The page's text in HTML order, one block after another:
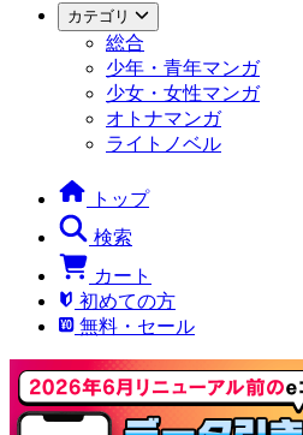
カテゴリ
総合
少年・青年マンガ
少女・女性マンガ
オトナマンガ
ライトノベル
トップ
検索
カート
初めての方
無料・セール